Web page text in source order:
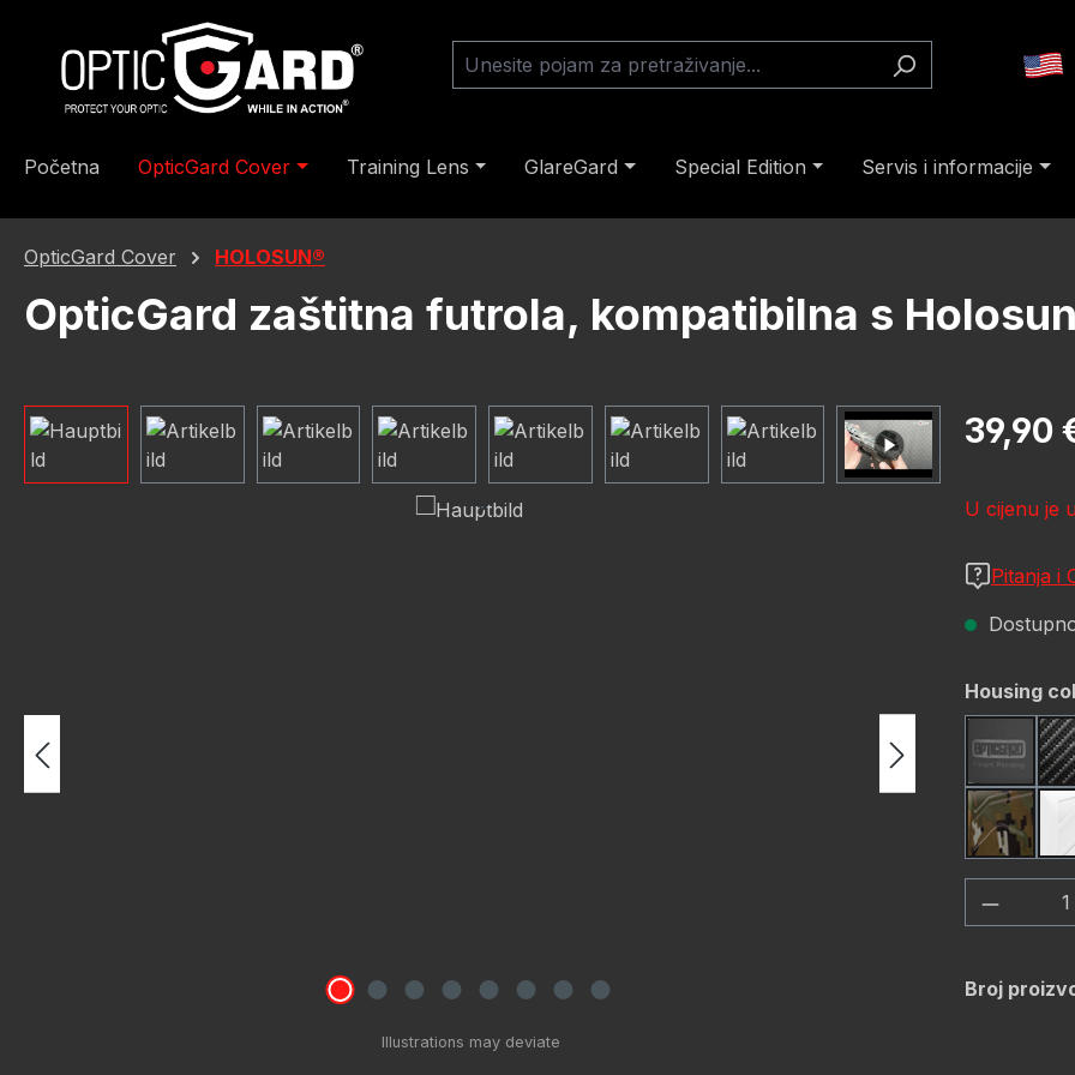
na glavni sadržaj
Preskoči na pretraživanje
Preskoči na glavnu navigaciju
Početna OpticGard Cover Training Lens GlareGard Special Edition Servis i informacije
OpticGard Cover HOLOSUN®
OpticGard zaštitna futrola, kompatibilna s
Preskoči galeriju slika Redovna
39,90
U cijenu je
Pitanja i
Odaberi
Housing
Black
OD
Broj